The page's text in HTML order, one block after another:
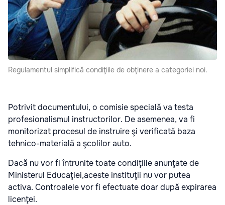
Regulamentul simplifică condiţiile de obţinere a categoriei noi.
Potrivit documentului, o comisie specială va testa
profesionalismul instructorilor. De asemenea, va fi
monitorizat procesul de instruire şi verificată baza
tehnico-materială a şcolilor auto.
Dacă nu vor fi întrunite toate condiţiile anunţate de
Ministerul Educaţiei,aceste instituţii nu vor putea
activa. Controalele vor fi efectuate doar după expirarea
licenţei.